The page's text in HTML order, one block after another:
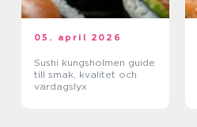
05. april 2026
Sushi kungsholmen guide
till smak, kvalitet och
vardagslyx